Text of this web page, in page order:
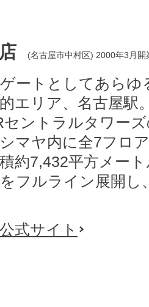
(名古屋市中村区) 2000年3月開
ートとしてあらゆ
エリア、名古屋駅
ントラルタワー
マヤ内に全7フロ
約7,432平方メー
フルライン展開し
式サイト